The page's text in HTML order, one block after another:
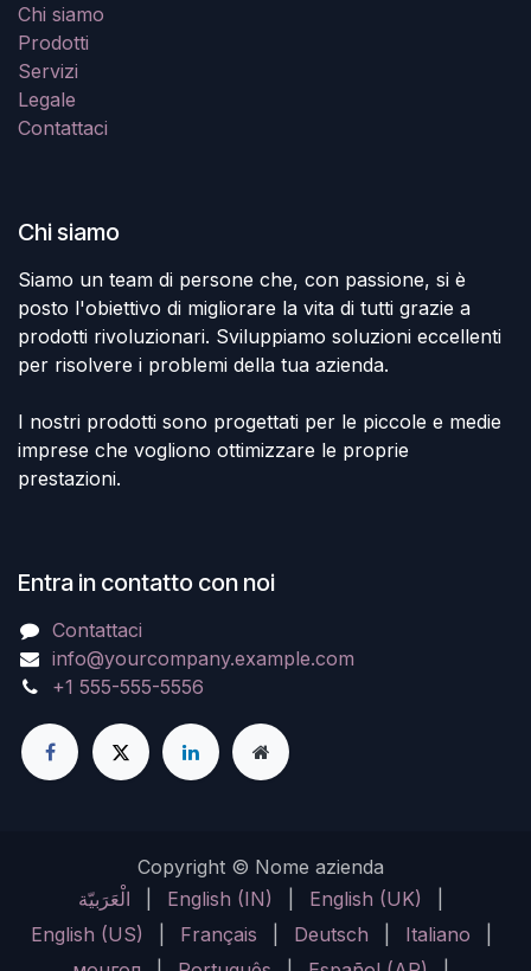
Chi siamo
Prodotti
Servizi
Legale
Contattaci
Chi siamo
Siamo un team di persone che, con passione, si è
posto l'obiettivo di migliorare la vita di tutti grazie a
prodotti rivoluzionari. Sviluppiamo soluzioni eccellenti
per risolvere i problemi della tua azienda.
I nostri prodotti sono progettati per le piccole e medie
imprese che vogliono ottimizzare le proprie
prestazioni.
Entra in contatto con noi
Contattaci
info@yourcompany.example.com
+1 555-555-5556
Copyright © Nome azienda
الْعَرَبيّة
English (IN) English (UK)
English (US)
Français Deutsch Italiano